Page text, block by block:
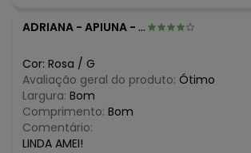
ADRIANA - APIUNA - SC
Cor: Rosa / G
Avaliação geral do produto: Ótimo
Largura: Bom
Comprimento: Bom
Comentário:
LINDA AMEI!